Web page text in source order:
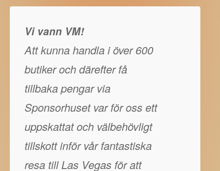
Vi vann VM!
Att kunna handla i över 600
butiker och därefter få
tillbaka pengar via
Sponsorhuset var för oss ett
uppskattat och välbehövligt
tillskott inför vår fantastiska
resa till Las Vegas för att